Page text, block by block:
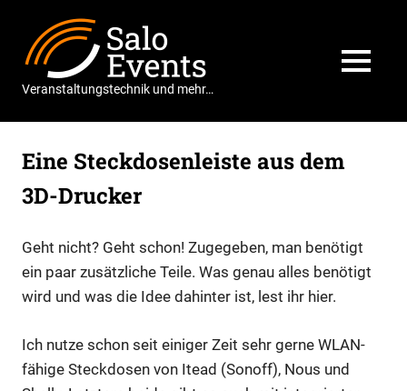
springen
Veranstaltungstechnik und mehr…
MENÜ
Eine Steckdosenleiste aus dem
3D-Drucker
Geht nicht? Geht schon! Zugegeben, man benötigt
ein paar zusätzliche Teile. Was genau alles benötigt
wird und was die Idee dahinter ist, lest ihr hier.
Ich nutze schon seit einiger Zeit sehr gerne WLAN-
fähige Steckdosen von Itead (Sonoff), Nous und